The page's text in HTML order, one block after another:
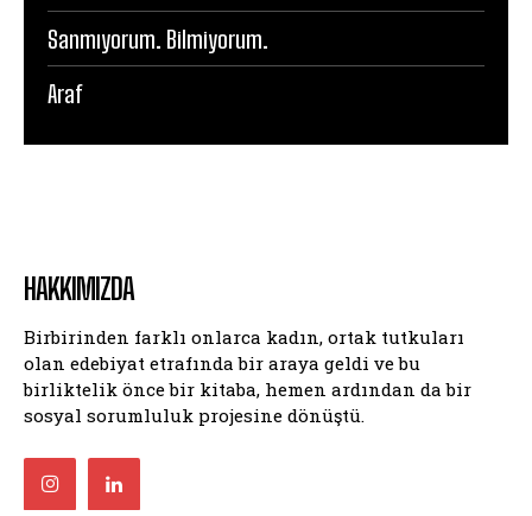
Sanmıyorum. Bilmiyorum.
Araf
HAKKIMIZDA
Birbirinden farklı onlarca kadın, ortak tutkuları
olan edebiyat etrafında bir araya geldi ve bu
birliktelik önce bir kitaba, hemen ardından da bir
sosyal sorumluluk projesine dönüştü.